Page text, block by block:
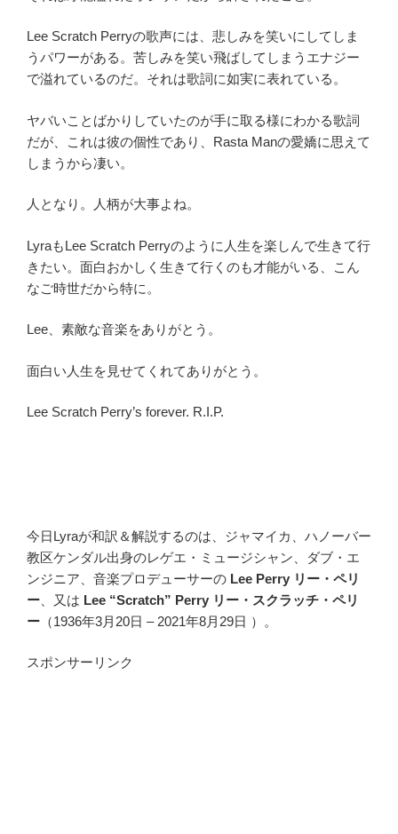
Lee Scratch Perryの歌声には、悲しみを笑いにしてしま
うパワーがある。苦しみを笑い飛ばしてしまうエナジー
で溢れているのだ。それは歌詞に如実に表れている。
ヤバいことばかりしていたのが手に取る様にわかる歌詞
だが、これは彼の個性であり、Rasta Manの愛嬌に思えて
しまうから凄い。
人となり。人柄が大事よね。
LyraもLee Scratch Perryのように人生を楽しんで生きて行
きたい。面白おかしく生きて行くのも才能がいる、こん
なご時世だから特に。
Lee、素敵な音楽をありがとう。
面白い人生を見せてくれてありがとう。
Lee Scratch Perry’s forever. R.I.P.
今日Lyraが和訳＆解説するのは、ジャマイカ、ハノーバー
教区ケンダル出身のレゲエ・ミュージシャン、ダブ・エ
ンジニア、音楽プロデューサーの Lee Perry リー・ペリ
ー 、又は Lee “Scratch” Perry リー・スクラッチ・ペリ
ー （1936年3月20日 – 2021年8月29日 ）。
スポンサーリンク